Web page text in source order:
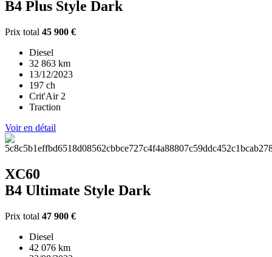
B4 Plus Style Dark
Prix total 45 900 €
Diesel
32 863 km
13/12/2023
197 ch
Crit'Air 2
Traction
Voir en détail
XC60
B4 Ultimate Style Dark
Prix total 47 900 €
Diesel
42 076 km